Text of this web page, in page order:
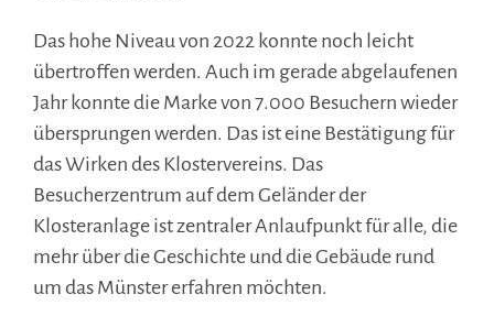
Das hohe Niveau von 2022 konnte noch leicht
übertroffen werden. Auch im gerade abgelaufenen
Jahr konnte die Marke von 7.000 Besuchern wieder
übersprungen werden. Das ist eine Bestätigung für
das Wirken des Klostervereins. Das
Besucherzentrum auf dem Geländer der
Klosteranlage ist zentraler Anlaufpunkt für alle, die
mehr über die Geschichte und die Gebäude rund
um das Münster erfahren möchten.